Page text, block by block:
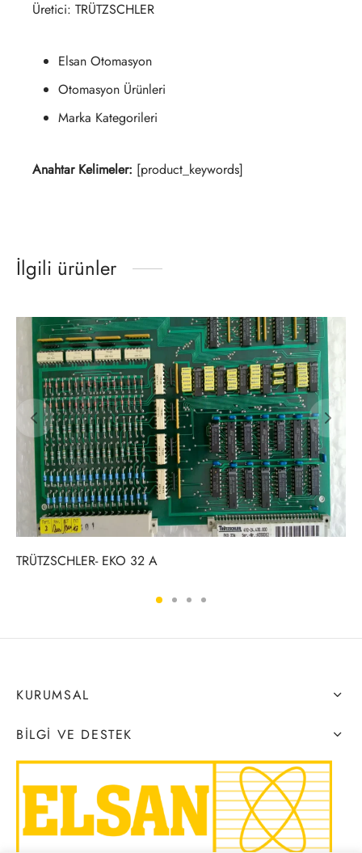
Üretici: TRÜTZSCHLER
Elsan Otomasyon
Otomasyon Ürünleri
Marka Kategorileri
Anahtar Kelimeler: [product_keywords]
İlgili ürünler
TRÜTZSCHLER- EKO 32 A
KURUMSAL
BILGI VE DESTEK